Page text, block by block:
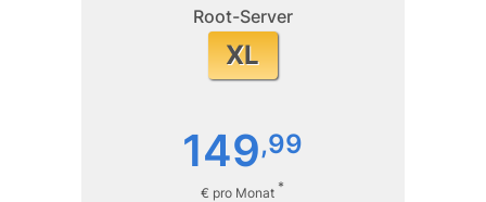
Root-Server
XL
149,99
€ pro Monat *